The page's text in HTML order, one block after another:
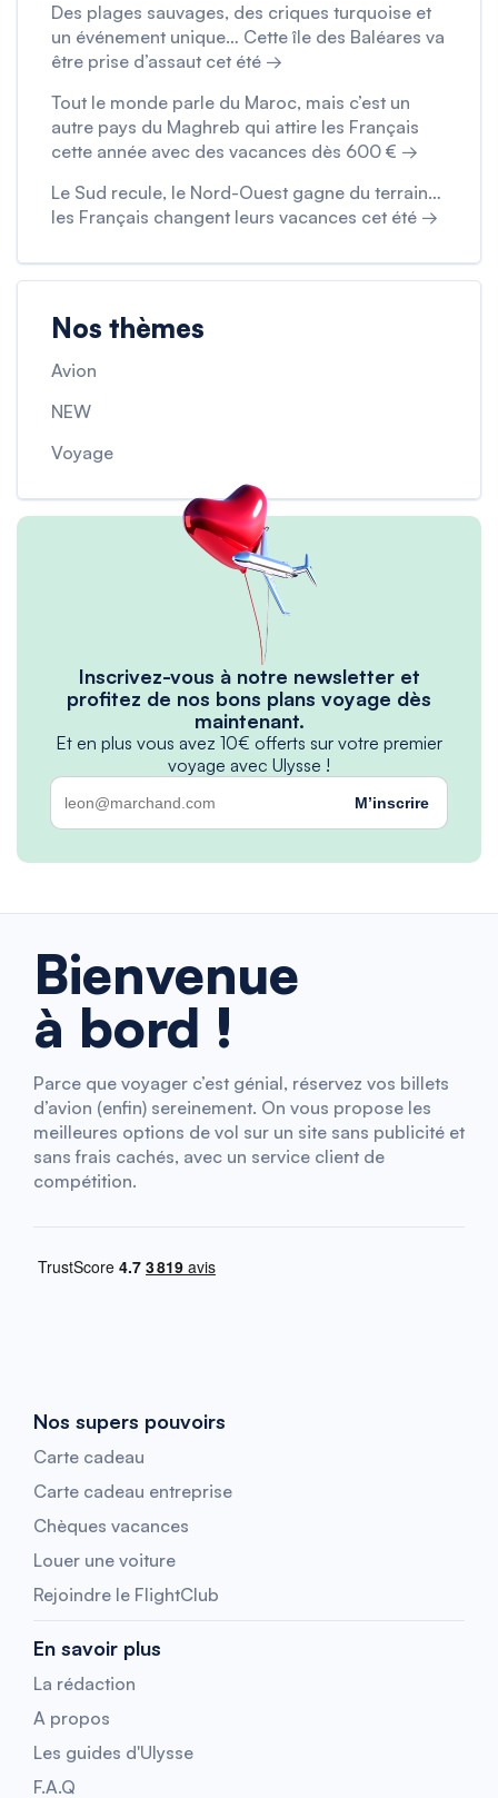
Des plages sauvages, des criques turquoise et
un événement unique… Cette île des Baléares va
être prise d’assaut cet été →
Tout le monde parle du Maroc, mais c’est un
autre pays du Maghreb qui attire les Français
cette année avec des vacances dès 600 € →
Le Sud recule, le Nord-Ouest gagne du terrain…
les Français changent leurs vacances cet été →
Nos thèmes
Avion
NEW
Voyage
Inscrivez-vous à notre newsletter et
profitez de nos bons plans voyage dès
maintenant.
Et en plus vous avez 10€ offerts sur votre premier
voyage avec Ulysse !
M’inscrire
Bienvenue
à bord !
Parce que voyager c’est génial, réservez vos billets
d’avion (enfin) sereinement. On vous propose les
meilleures options de vol sur un site sans publicité et
sans frais cachés, avec un service client de
compétition.
Nos supers pouvoirs
Carte cadeau
Carte cadeau entreprise
Chèques vacances
Louer une voiture
Rejoindre le FlightClub
En savoir plus
La rédaction
A propos
Les guides d'Ulysse
F.A.Q